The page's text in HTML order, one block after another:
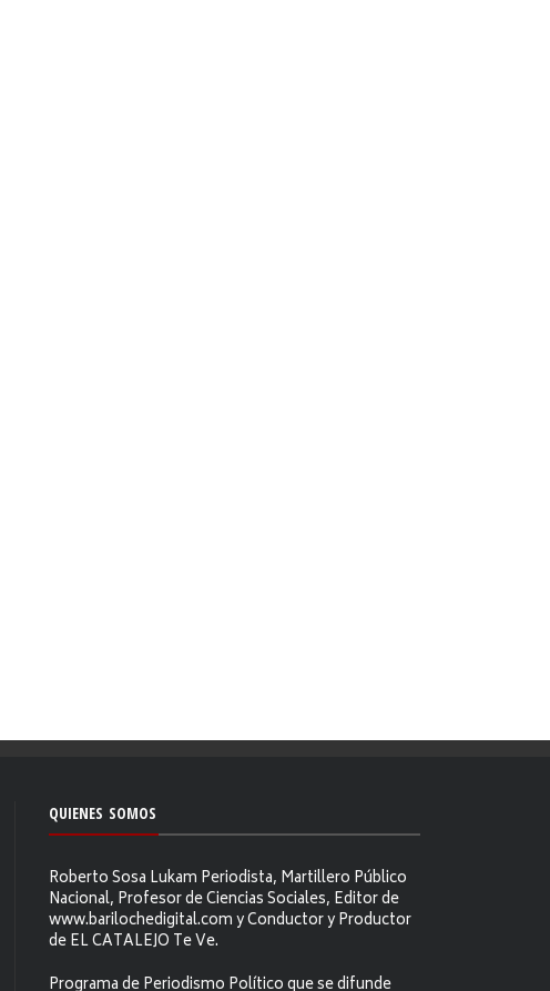
QUIENES SOMOS
Roberto Sosa Lukam Periodista, Martillero Público
Nacional, Profesor de Ciencias Sociales, Editor de
www.barilochedigital.com y Conductor y Productor
de EL CATALEJO Te Ve.
Programa de Periodismo Político que se difunde